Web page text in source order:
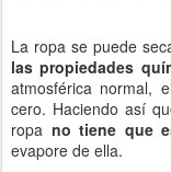
La ropa se puede
las propiedades
atmosférica normal,
cero. Haciendo así
ropa no tiene que
evapore de ella.